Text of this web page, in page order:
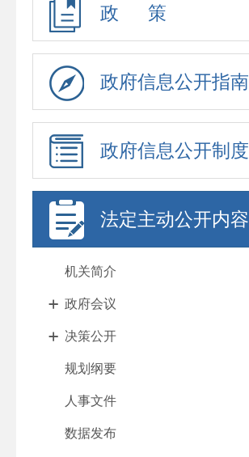
政 策
政府信息公开指南
政府信息公开制度
法定主动公开内容
机关简介
政府会议
决策公开
规划纲要
人事文件
数据发布